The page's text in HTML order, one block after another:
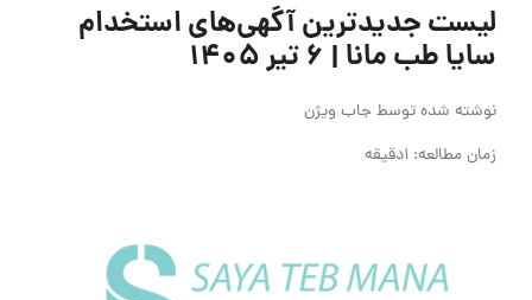
لیست جدیدترین آگهی‌های استخدام
سایا طب مانا | ۶ تیر ۱۴۰۵
نوشته شده توسطجاب ویژن
زمان مطالعه: 1دقیقه